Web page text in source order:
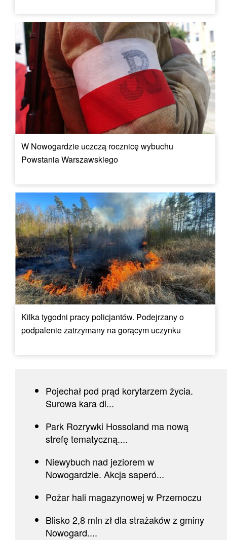
W Nowogardzie uczczą rocznicę wybuchu
Powstania Warszawskiego
Kilka tygodni pracy policjantów. Podejrzany o
podpalenie zatrzymany na gorącym uczynku
Pojechał pod prąd korytarzem życia.
Surowa kara dl...
Park Rozrywki Hossoland ma nową
strefę tematyczną....
Niewybuch nad jeziorem w
Nowogardzie. Akcja saperó...
Pożar hali magazynowej w Przemoczu
Blisko 2,8 mln zł dla strażaków z gminy
Nowogard....